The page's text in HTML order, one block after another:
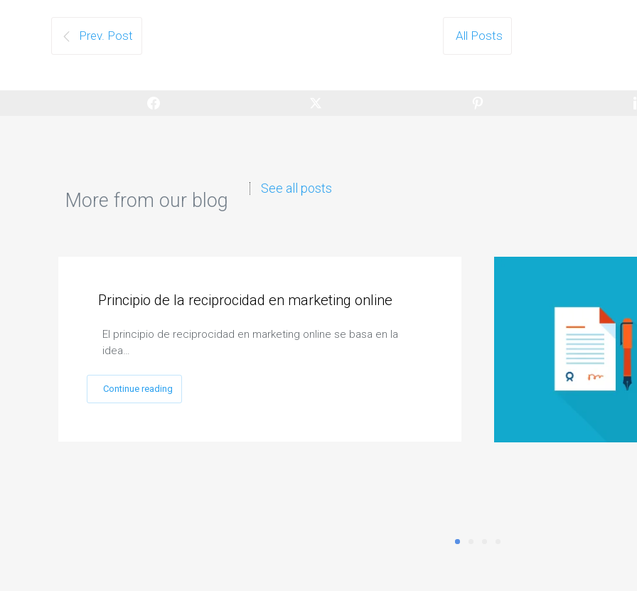
Prev. Post All Posts
More from our blog
See all posts
Principio de la reciprocidad en marketing online
El principio de reciprocidad en marketing online se basa en la
idea…
Continue reading